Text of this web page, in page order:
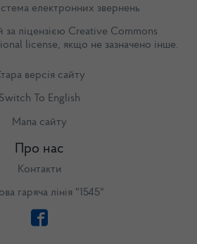
електронних звернень
ліцензією Creative Commons
license, якщо не зазначено інше.
версія сайту
Switch To English
Мапа сайту
Про нас
Контакти
гаряча лінія "1545"